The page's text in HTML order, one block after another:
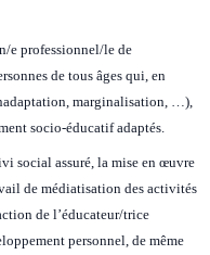
e professionnel/le de
de tous âges qui, en
marginalisation, …),
socio-éducatif adaptés.
social assuré, la mise en œuvre
de médiatisation des activités
de l’éducateur/trice
personnel, de même